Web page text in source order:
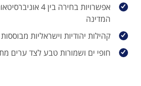
אפשרויות בחירה בין
המדינה
קהילות יהודיות וישראליות
חופי ים ושמורות טבע לצד ערים